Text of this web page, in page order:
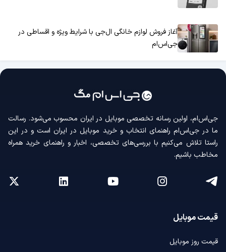
آغاز فروش لوازم خانگی ال‌جی با شرایط ویژه و اقساطی در
جی‌اس‌ام
جی‌اس‌ام، اولین رسانه‌ تخصصی موبایل در ایران محسوب می‌شود. رسالت
ما در جی‌اس‌ام راهنمای انتخاب و خرید موبایل در ایران است و در این
راستا تلاش می‌کنیم با بررسی‌های تخصصی، اخبار و راهنمای خرید همراه
مخاطب باشیم.
قیمت موبایل
قیمت روز موبایل